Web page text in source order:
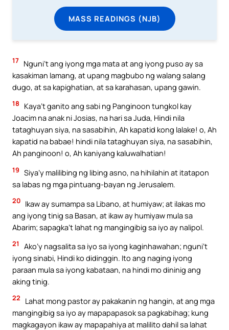
MASS READINGS (NJB)
17 Nguni’t ang iyong mga mata at ang iyong puso ay sa
kasakiman lamang, at upang magbubo ng walang salang
dugo, at sa kapighatian, at sa karahasan, upang gawin.
18
Kaya’t ganito ang sabi ng Panginoon tungkol kay
Joacim na anak ni Josias, na hari sa Juda, Hindi nila
tataghuyan siya, na sasabihin, Ah kapatid kong lalake! o, Ah
kapatid na babae! hindi nila tataghuyan siya, na sasabihin,
Ah panginoon! o, Ah kaniyang kaluwalhatian!
19 Siya’y malilibing ng libing asno, na hihilahin at itatapon
sa labas ng mga pintuang-bayan ng Jerusalem.
20 Ikaw ay sumampa sa Libano, at humiyaw; at ilakas mo
ang iyong tinig sa Basan, at ikaw ay humiyaw mula sa
Abarim; sapagka’t lahat ng mangingibig sa iyo ay nalipol.
21
Ako’y nagsalita sa iyo sa iyong kaginhawahan; nguni’t
iyong sinabi, Hindi ko didinggin. Ito ang naging iyong
paraan mula sa iyong kabataan, na hindi mo dininig ang
aking tinig.
22
Lahat mong pastor ay pakakanin ng hangin, at ang mga
mangingibig sa iyo ay mapapapasok sa pagkabihag; kung
magkagayon ikaw ay mapapahiya at malilito dahil sa lahat